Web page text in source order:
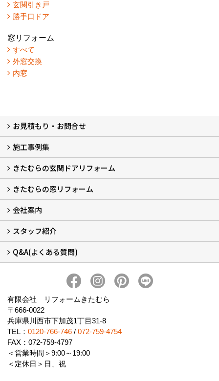
玄関引き戸
勝手口ドア
窓リフォーム
すべて
外窓交換
内窓
お見積もり・お問合せ
LINEで概算見積もり
チャットで質問
問い合わせフォームから
オンライン相談
電話で相談
無料現地調査をご希望の方
施工事例集
玄関ドアリフォーム
玄関引戸リフォーム
勝手口ドアリフォーム
窓リフォーム
きたむらの玄関ドアリフォーム
玄関ドアリフォームについて
リシェントについて (23)
・玄関ドアバリエーション (52)
・玄関引戸バリエーション (44)
・勝手口ドアバリエーション (11)
安心の自社施工
無料点検
保証について
価格について
概算見積について (2)
きたむらの窓リフォーム
窓リフォームについて (5)
・内窓設置-LIXILインプラス
・内窓設置-AGCまどまど
・窓交換
・エコガラス交換
・防犯・防災ガラス交換
会社案内
会社概要 (2)
ブログ
アクセス
施工エリア
施工までの流れ
SNSインフォメーション
チャット機能
オンライン打合わせ
補助金について (2)
スタッフ紹介
スタッフ紹介
Q&A(よくある質問)
有限会社 リフォームきたむら
〒666-0022
兵庫県川西市下加茂1丁目31-8
TEL： 0120-766-746 / 072-759-4754
FAX：072-759-4797
＜営業時間＞9:00～19:00
＜定休日＞日、祝